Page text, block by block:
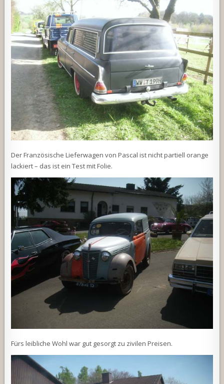
Der Französische Lieferwagen von Pascal ist nicht partiell orange
lackiert – das ist ein Test mit Folie.
Fürs leibliche Wohl war gut gesorgt zu zivilen Preisen.